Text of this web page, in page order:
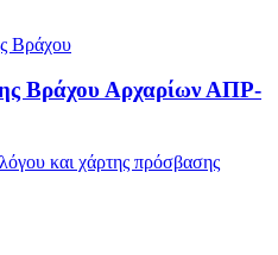
Βράχου
Βράχου Αρχαρίων ΑΠΡ-
και χάρτης πρόσβασης